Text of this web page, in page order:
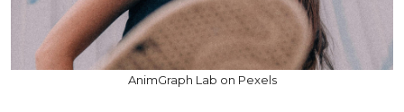
AnimGraph Lab on Pexels